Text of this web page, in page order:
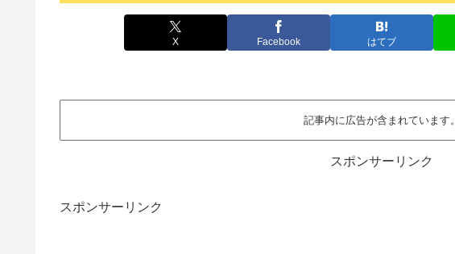
X Facebook はてブ
記事内に広告が含まれています。
スポンサーリンク
スポンサーリンク